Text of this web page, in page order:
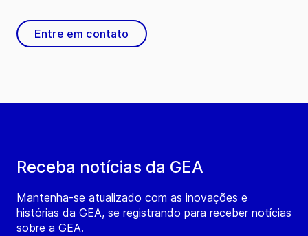
Receba notícias da GEA
Mantenha-se atualizado com as inovações e
histórias da GEA, se registrando para receber notícias
sobre a GEA.
Entre em contato